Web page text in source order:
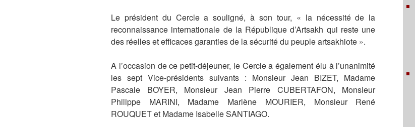
Le président du Cercle a souligné, à son tour, « la nécessité de la
reconnaissance internationale de la République d’Artsakh qui reste une
des réelles et efficaces garanties de la sécurité du peuple artsakhiote ».
A l’occasion de ce petit-déjeuner, le Cercle a également élu à l’unanimité
les sept Vice-présidents suivants : Monsieur Jean BIZET, Madame
Pascale BOYER, Monsieur Jean Pierre CUBERTAFON, Monsieur
Philippe MARINI, Madame Marlène MOURIER, Monsieur René
ROUQUET et Madame Isabelle SANTIAGO.